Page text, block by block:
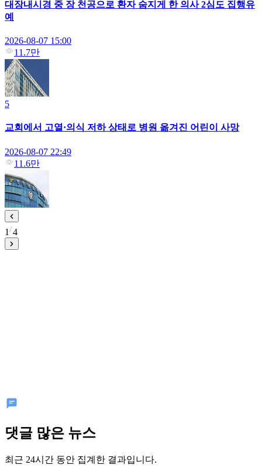
대장내시경 중 장 천공으로 환자 숨지게 한 의사 2심도 집행유
예
2026-08-07 15:00
11.7만
5
교회에서 고열·의식 저하 상태로 병원 옮겨진 어린이 사망
2026-08-07 22:49
11.6만
1 4
댓글 많은 뉴스
최근 24시간 동안 집계한 결과입니다.